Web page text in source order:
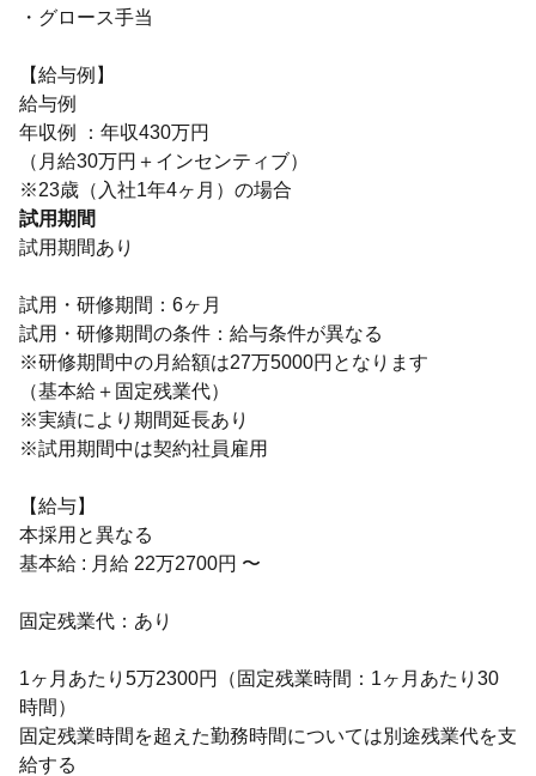
・グロース手当
【給与例】
給与例
年収例 ：年収430万円
（月給30万円＋インセンティブ）
※23歳（入社1年4ヶ月）の場合
試用期間
試用期間あり
試用・研修期間：6ヶ月
試用・研修期間の条件：給与条件が異なる
※研修期間中の月給額は27万5000円となります
（基本給＋固定残業代）
※実績により期間延長あり
※試用期間中は契約社員雇用
【給与】
本採用と異なる
基本給 : 月給 22万2700円 〜
固定残業代：あり
1ヶ月あたり5万2300円（固定残業時間：1ヶ月あたり30
時間）
固定残業時間を超えた勤務時間については別途残業代を支
給する